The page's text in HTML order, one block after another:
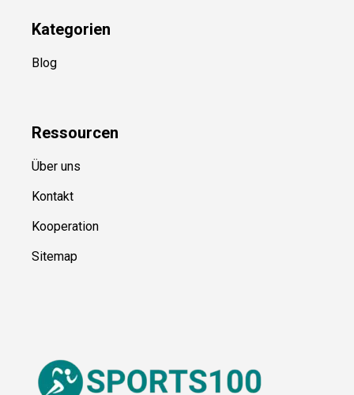
Kategorien
Blog
Ressourcen
Über uns
Kontakt
Kooperation
Sitemap